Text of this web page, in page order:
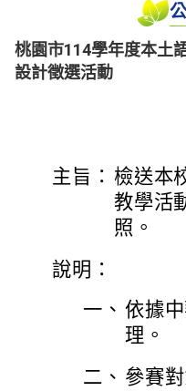
桃園市114學年度本土
設計徵選活動
主旨： 檢送本
教學活
照。
說明：
一、 依據
理。
二、 參賽